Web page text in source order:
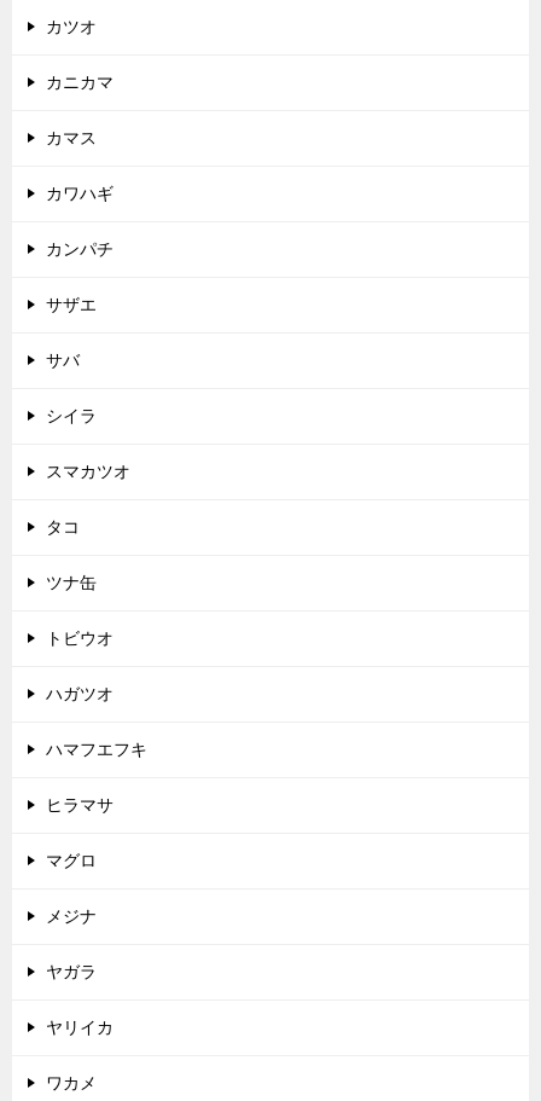
カツオ
カニカマ
カマス
カワハギ
カンパチ
サザエ
サバ
シイラ
スマカツオ
タコ
ツナ缶
トビウオ
ハガツオ
ハマフエフキ
ヒラマサ
マグロ
メジナ
ヤガラ
ヤリイカ
ワカメ